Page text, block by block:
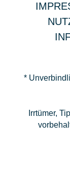
*
Irrtümer,